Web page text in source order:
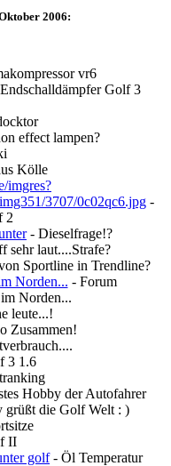
2006:
vr6
Golf 3
effect lampen?
Kölle
imgres?
3707/0c02qc6.jpg-
2
- Dieselfrage!?
sehr laut....Strafe?
Sportline in Trendline?
Norden... - Forum
Norden...
leute...!
Zusammen!
3 1.6
Hobby der Autofahrer
grüßt die Golf Welt : )
II
golf- Öl Temperatur